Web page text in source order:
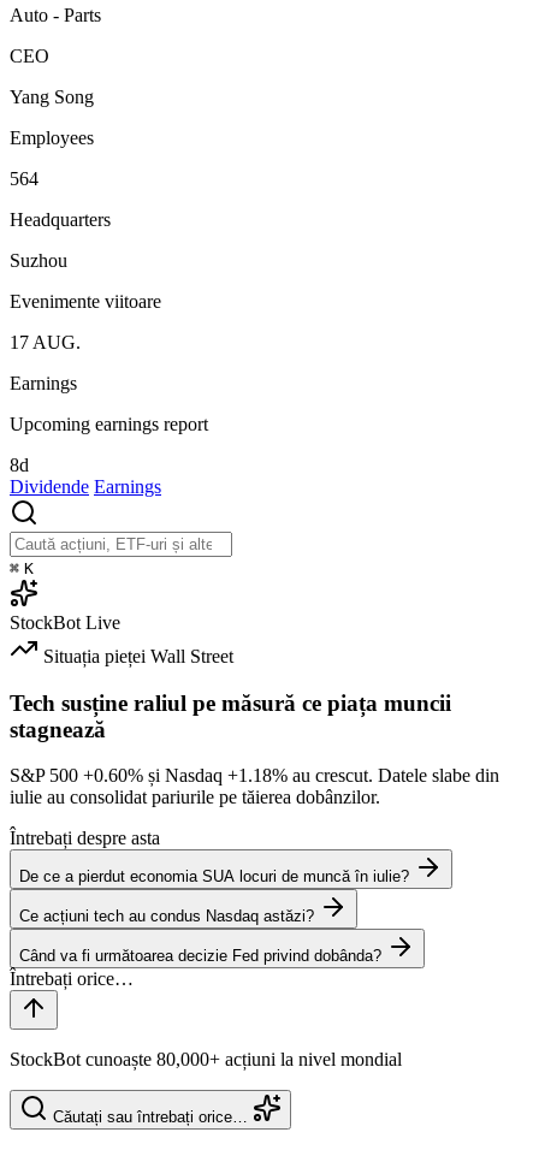
Auto - Parts
CEO
Yang Song
Employees
564
Headquarters
Suzhou
Evenimente viitoare
17 AUG.
Earnings
Upcoming earnings report
8d
Dividende Earnings
⌘ K
StockBot Live
Situația pieței Wall Street
Tech susține raliul pe măsură ce piața muncii
stagnează
S&P 500 +0.60% și Nasdaq +1.18% au crescut. Datele slabe din
iulie au consolidat pariurile pe tăierea dobânzilor.
Întrebați despre asta
De ce a pierdut economia SUA locuri de muncă în iulie?
Ce acțiuni tech au condus Nasdaq astăzi?
Când va fi următoarea decizie Fed privind dobânda?
StockBot cunoaște 80,000+ acțiuni la nivel mondial
Căutați sau întrebați orice…